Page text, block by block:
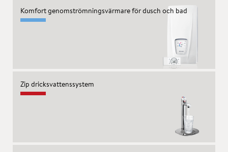
Komfort genomströmningsvärmare för dusch och bad
Zip dricksvattenssystem